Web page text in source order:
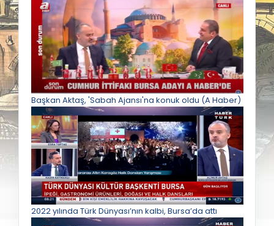
Başkan Aktaş, 'Sabah Ajansı'na konuk oldu (A Haber)
2022 yılında Türk Dünyası’nın kalbi, Bursa’da attı